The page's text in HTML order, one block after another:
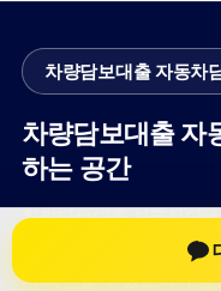
차량담보대출 자동차
차량담보대출 자
하는 공간
차량담보대출 자동차담
확인 기준, 대출 선택 시
서 확인할 수 있도록 구